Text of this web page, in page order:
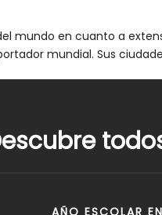
mundo en cuanto a
mundial. Sus